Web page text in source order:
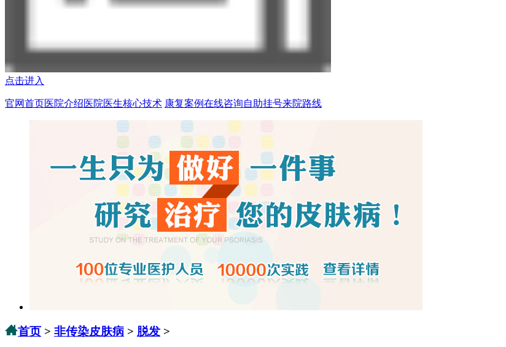
点击进入
官网首页医院介绍医院医生核心技术 康复案例在线咨询自助挂号来院路线
首页 > 非传染皮肤病 > 脱发 >